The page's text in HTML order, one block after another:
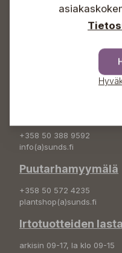
+358 50 388 9592
+358 50 388 9592
info(a)sunds.fi
Puutarhamyymälä
+358 50 572 4235
plantshop(a)sunds.fi
Irtotuotteiden
arkisin 09-17, la klo 09-15